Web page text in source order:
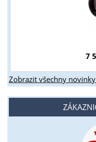
7
Zobrazit všechny